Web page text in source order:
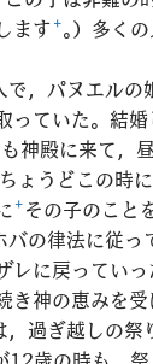
ます+。）多く
で，パヌエル
っていた。結
神殿に来て，
ょうどこの時
+その子のこと
バの律法に従
レに戻っていっ
き神の恵みを受
，過ぎ越しの